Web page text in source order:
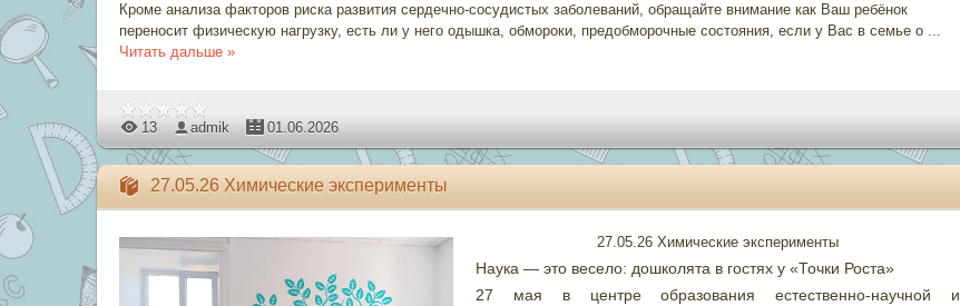
Кроме анализа факторов риска развития сердечно-сосудистых заболеваний, обращайте внимание как Ваш ребёнок
переносит физическую нагрузку, есть ли у него одышка, обмороки, предобморочные состояния, если у Вас в семье о ...
Читать дальше »
13 admik 01.06.2026
27.05.26 Химические эксперименты
27.05.26 Химические эксперименты
Наука — это весело: дошколята в гостях у «Точки Роста»
27 мая в центре образования естественно-научной и